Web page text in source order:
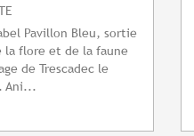
Pavillon Bleu, sortie
la flore et de la faune
de Trescadec le
Ani...